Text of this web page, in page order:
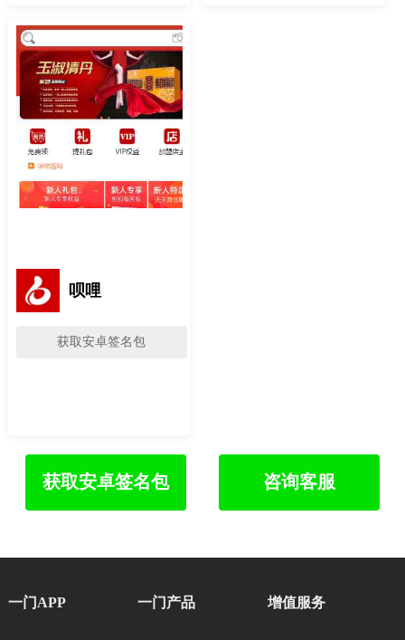
呗哩
获取安卓签名包
获取安卓签名包 咨询客服
一门APP 一门产品 增值服务